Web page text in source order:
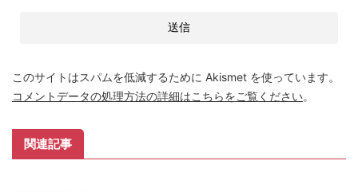
このサイトはスパムを低減するために Akismet を使っています。
コメントデータの処理方法の詳細はこちらをご覧ください。
関連記事